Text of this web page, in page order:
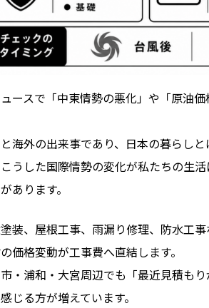
ースで「中東情勢の悪化」や「原油
海外の出来事であり、日本の暮らし
うした国際情勢の変化が私たちの生
あります。
装、屋根工事、雨漏り修理、防水工
価格変動が工事費へ直結します。
・浦和・大宮周辺でも「最近見積も
じる方が増えています。